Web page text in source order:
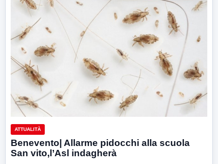
ATTUALITÀ
Benevento| Allarme pidocchi alla scuola
San vito,l’Asl indagherà